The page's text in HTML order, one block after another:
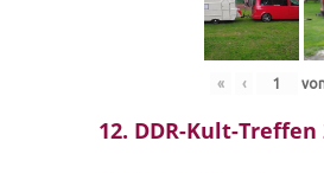
« ‹
12. DDR-Kult-Treffen